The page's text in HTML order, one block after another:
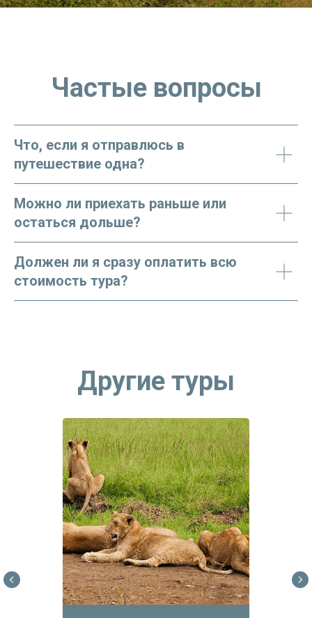
Частые вопросы
Что, если я отправлюсь в
путешествие одна?
Можно ли приехать раньше или
остаться дольше?
Должен ли я сразу оплатить всю
стоимость тура?
Другие туры